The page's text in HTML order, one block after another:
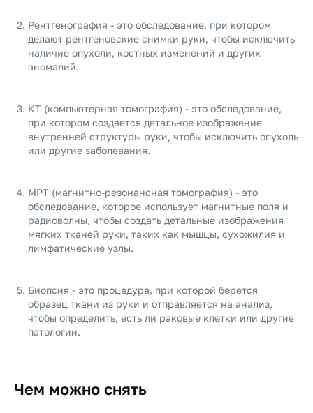
Рентгенография - это обследование, при котором
делают рентгеновские снимки руки, чтобы исключить
наличие опухоли, костных изменений и других
аномалий.
КТ (компьютерная томография) - это обследование,
при котором создается детальное изображение
внутренней структуры руки, чтобы исключить опухоль
или другие заболевания.
МРТ (магнитно-резонансная томография) - это
обследование, которое использует магнитные поля и
радиоволны, чтобы создать детальные изображения
мягких тканей руки, таких как мышцы, сухожилия и
лимфатические узлы.
Биопсия - это процедура, при которой берется
образец ткани из руки и отправляется на анализ,
чтобы определить, есть ли раковые клетки или другие
патологии.
Чем можно снять